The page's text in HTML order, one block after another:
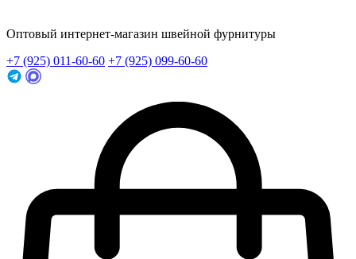
Оптовый интернет-магазин швейной фурнитуры
+7 (925) 011-60-60 +7 (925) 099-60-60